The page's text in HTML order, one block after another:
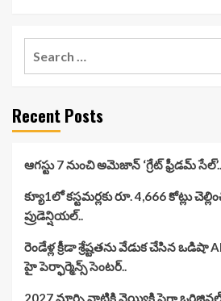
Recent Posts
ఆగస్టు 7 నుంచి అమెజాన్ ‘గ్రేట్ ఫ్రీడమ్ సేల్’..
క్యూ1లో కస్టమర్లకు రూ. 4,666 కోట్లు
ప్రుడెన్షియల్..
రెండేళ్ల క్రీడా శ్రేష్టతను వేడుక చేసిన
హై పెర్ఫార్మెన్స్ సెంటర్..
2027 మార్చి నాటికి వెయ్యికి పైగా